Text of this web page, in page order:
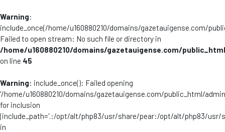
Warning:
include_once(/home/u160880210/domains/gazetauigense.com/
Failed to open stream: No such file or directory in
/home/u160880210/domains/gazetauigense.com/
on line 45
Warning: include_once(): Failed opening
'/home/u160880210/domains/gazetauigense.com/public_html/
for inclusion
(include_path='.:/opt/alt/php83/usr/share/pear:/opt/alt/php83/
in